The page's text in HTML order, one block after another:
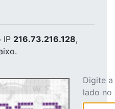
IP 216.73.216.128,
Digite
lado no